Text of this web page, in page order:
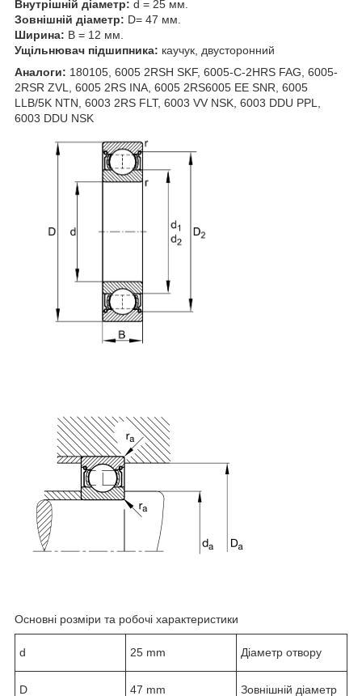
Внутрішній діаметр: d = 25 мм.
Зовнішній діаметр: D= 47 мм.
Ширина: B = 12 мм.
Ущільнювач підшипника: каучук, двусторонний
Аналоги: 180105, 6005 2RSH SKF, 6005-C-2HRS FAG, 6005-
2RSR ZVL, 6005 2RS INA, 6005 2RS6005 EE SNR, 6005
LLB/5K NTN, 6003 2RS FLT, 6003 VV NSK, 6003 DDU PPL,
6003 DDU NSK
Основні розміри та робочі характеристики
d 25 mm Діаметр отвору
D 47 mm Зовнішній діаметр